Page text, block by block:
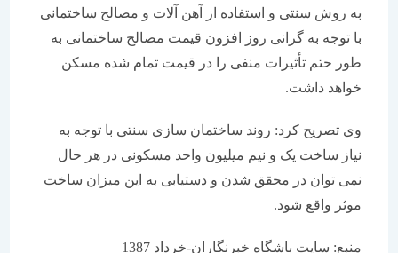
به روش سنتی و استفاده از آهن آلات و مصالح ساختمانی
با توجه به گرانی روز افزون قیمت مصالح ساختمانی به
طور حتم تأثیرات منفی را در قیمت تمام شده مسکن
خواهد داشت.
وی تصریح کرد: روند ساختمان سازی سنتی با توجه به
نیاز ساخت یک و نیم میلیون واحد مسکونی در هر حال
نمی توان در محقق شدن و دستیابی به این میزان ساخت
موثر واقع شود.
منبع: سایت باشگاه خبرنگاران-خرداد 1387